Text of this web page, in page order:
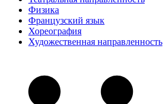
Физика
Французский язык
Хореография
Художественная направленность